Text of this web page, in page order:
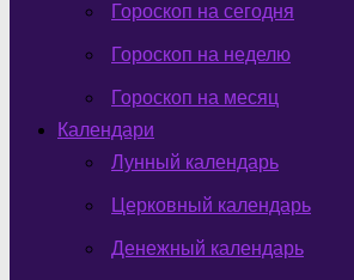
Гороскоп на сегодня
Гороскоп на неделю
Гороскоп на месяц
Календари
Лунный календарь
Церковный календарь
Денежный календарь